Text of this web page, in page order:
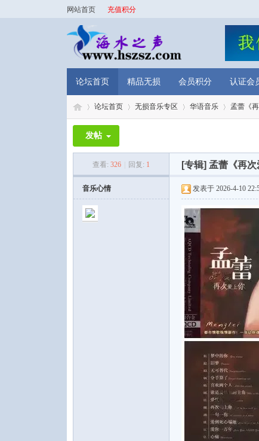
网站首页 充值积分
论坛首页 精品无损 会员积分 认证会
论坛首页 无损音乐专区 华语音乐 孟蕾《
发帖
查看: 326 回复: 1 [专辑] 孟蕾《再
音乐心情 发表于 2026-4-10